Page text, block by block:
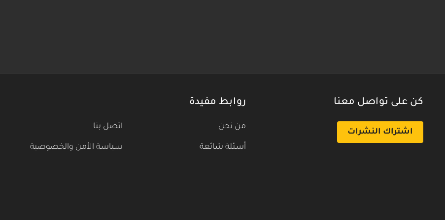
كن على تواصل معنا
اشتراك النشرات
روابط مفيدة
من نحن
أسئلة شائعة
اتصل بنا
سياسة الأمن والخصوصية